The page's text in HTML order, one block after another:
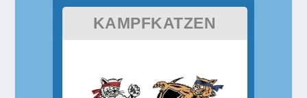
KAMPFKATZEN